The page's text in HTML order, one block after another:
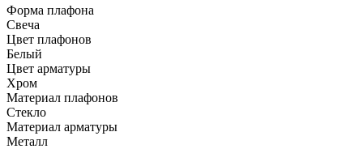
Форма плафона
Свеча
Цвет плафонов
Белый
Цвет арматуры
Хром
Материал плафонов
Стекло
Материал арматуры
Металл